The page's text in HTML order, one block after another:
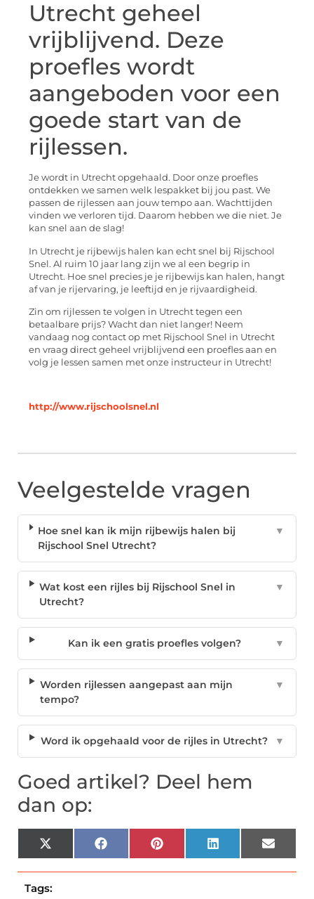
Utrecht geheel
vrijblijvend. Deze
proefles wordt
aangeboden voor een
goede start van de
rijlessen.
Je wordt in Utrecht opgehaald. Door onze proefles
ontdekken we samen welk lespakket bij jou past. We
passen de rijlessen aan jouw tempo aan. Wachttijden
vinden we verloren tijd. Daarom hebben we die niet. Je
kan snel aan de slag!
In Utrecht je rijbewijs halen kan echt snel bij Rijschool
Snel. Al ruim 10 jaar lang zijn we al een begrip in
Utrecht. Hoe snel precies je je rijbewijs kan halen, hangt
af van je rijervaring, je leeftijd en je rijvaardigheid.
Zin om rijlessen te volgen in Utrecht tegen een
betaalbare prijs? Wacht dan niet langer! Neem
vandaag nog contact op met Rijschool Snel in Utrecht
en vraag direct geheel vrijblijvend een proefles aan en
volg je lessen samen met onze instructeur in Utrecht!
http://www.rijschoolsnel.nl
Veelgestelde vragen
Hoe snel kan ik mijn rijbewijs halen bij
Rijschool Snel Utrecht?
▼
Wat kost een rijles bij Rijschool Snel in
Utrecht?
▼
Kan ik een gratis proefles volgen? ▼
Worden rijlessen aangepast aan mijn
tempo?
▼
Word ik opgehaald voor de rijles in Utrecht? ▼
Goed artikel? Deel hem
dan op:
X
(Twitter)
Facebook Pinterest LinkedIn Email
Tags: